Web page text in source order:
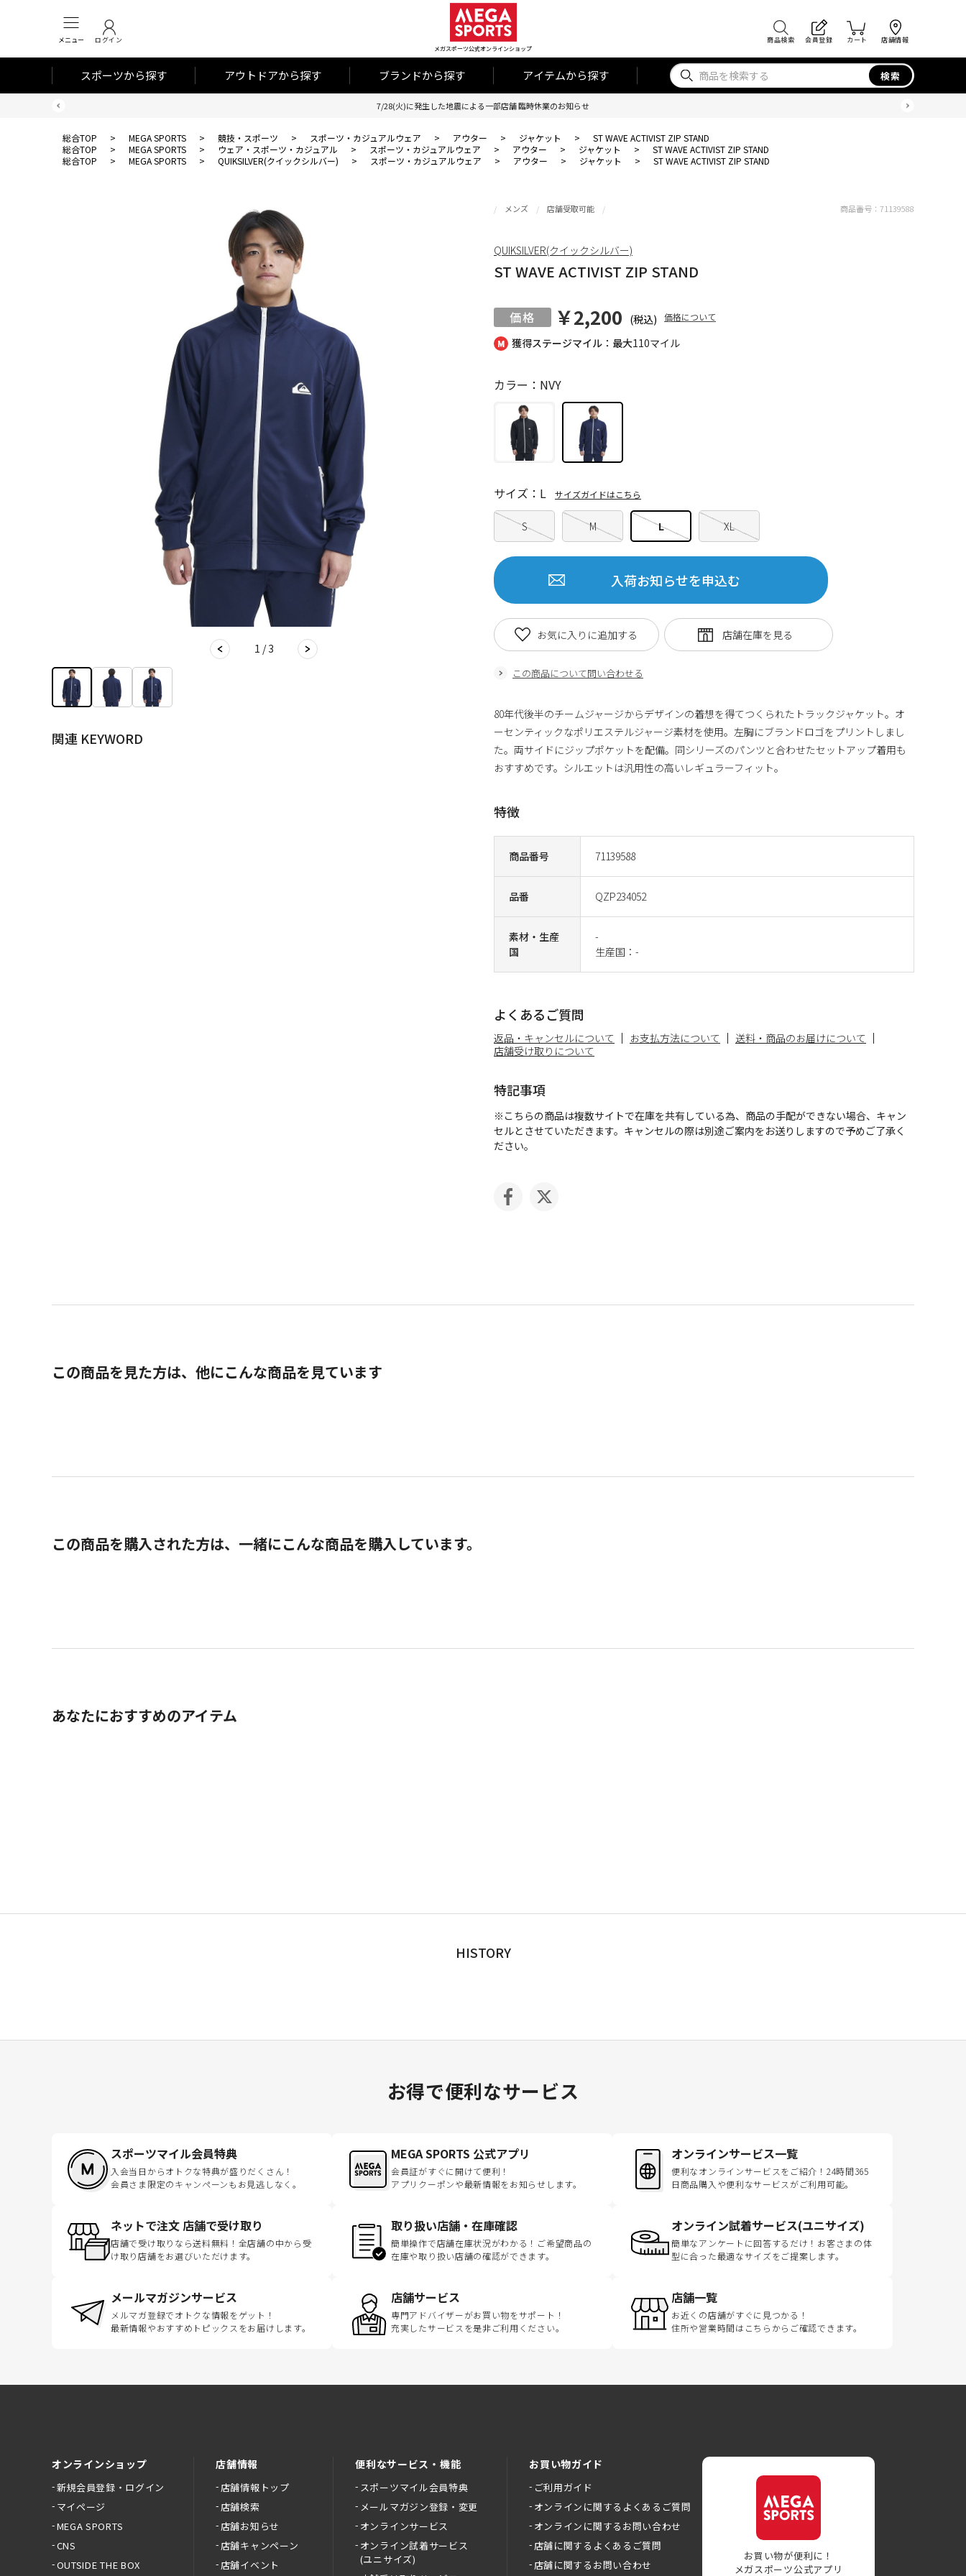
メニュー ログイン
メガスポーツ公式オンラインショップ
商品検索 会員登録 カート 店舗情報
スポーツから探す アウトドアから探す ブランドから探す アイテムから探す 検索
7/28(火)に発生した地震による一部店舗 臨時休業のお知らせ
総合TOP > MEGA SPORTS > 競技・スポーツ > スポーツ・カジュアルウェア > アウター > ジャケット >
ST WAVE ACTIVIST ZIP STAND
総合TOP
> MEGA SPORTS > ウェア・スポーツ・カジュアル > スポーツ・カジュアルウェア > アウター > ジャケット >
ST WAVE ACTIVIST ZIP STAND
総合TOP
> MEGA SPORTS > QUIKSILVER(クイックシルバー) > スポーツ・カジュアルウェア > アウター > ジャケット > ST WAVE ACTIVIST ZIP STAND
1 / 3
関連 KEYWORD
獲得ステージマイル：最大110マイル
メンズ 店舗受取可能
ST WAVE ACTIVIST ZIP STAND
￥2,200 (税込) 価格について
商品番号 71139588
品番 QZP234052
素材・生産
国
-
生産国：-
カラー：NVY
S M L XL
サイズ：L サイズガイドはこちら
入荷お知らせを申込む
この商品について問い合わせる
お気に入りに追加する
商品番号： 71139588
QUIKSILVER(クイックシルバー)
80年代後半のチームジャージからデザインの着想を得てつくられたトラックジャケット。オ
ーセンティックなポリエステルジャージ素材を使用。左胸にブランドロゴをプリントしまし
た。両サイドにジップポケットを配備。同シリーズのパンツと合わせたセットアップ着用も
おすすめです。シルエットは汎用性の高いレギュラーフィット。
特徴
よくあるご質問
返品・キャンセルについて お支払方法について
送料・商品のお届けについて
店舗受け取りについて
特記事項
※こちらの商品は複数サイトで在庫を共有している為、商品の手配ができない場合、キャン
セルとさせていただきます。キャンセルの際は別途ご案内をお送りしますので予めご了承く
ださい。
この商品を見た方は、他にこんな商品を見ています
この商品を購入された方は、一緒にこんな商品を購入しています。
あなたにおすすめのアイテム
HISTORY
お得で便利なサービス
スポーツマイル会員特典
入会当日からオトクな特典が盛りだくさん！
会員さま限定のキャンペーンもお見逃しなく。
MEGA SPORTS 公式アプリ
会員証がすぐに開けて便利！
アプリクーポンや最新情報をお知らせします。
オンラインサービス一覧
便利なオンラインサービスをご紹介！24時間365
日商品購入や便利なサービスがご利用可能。
ネットで注文 店舗で受け取り
店舗で受け取りなら送料無料！全店舗の中から受
け取り店舗をお選びいただけます。
取り扱い店舗・在庫確認
簡単操作で店舗在庫状況がわかる！ご希望商品の
在庫や取り扱い店舗の確認ができます。
オンライン試着サービス(ユニサイズ)
簡単なアンケートに回答するだけ！お客さまの体
型に合った最適なサイズをご提案します。
メールマガジンサービス
メルマガ登録でオトクな情報をゲット！
最新情報やおすすめトピックスをお届けします。
店舗サービス
専門アドバイザーがお買い物をサポート！
充実したサービスを是非ご利用ください。
店舗一覧
お近くの店舗がすぐに見つかる！
住所や営業時間はこちらからご確認できます。
オンラインショップ
新規会員登録・ログイン
マイページ
MEGA SPORTS
CNS
OUTSIDE THE BOX
店舗情報
店舗情報トップ
店舗検索
店舗お知らせ
店舗キャンペーン
店舗イベント
便利なサービス・機能
スポーツマイル会員特典
メールマガジン登録・変更
オンラインサービス
オンライン試着サービス
(ユニサイズ)
お買い物ガイド
ご利用ガイド
オンラインに関するよくあるご質問
オンラインに関するお問い合わせ
店舗に関するよくあるご質問
店舗に関するお問い合わせ
お買い物が便利に！
メガスポーツ公式アプリ